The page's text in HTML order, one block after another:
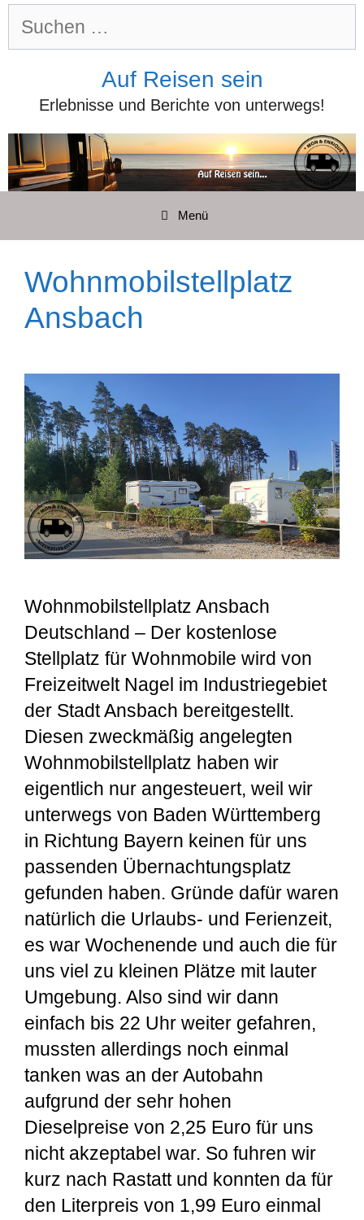
Zum
Inhalt
Suchen
Auf Reisen sein
Erlebnisse und Berichte von unterwegs!
Menü
Wohnmobilstellplatz
Ansbach
Wohnmobilstellplatz Ansbach
Deutschland – Der kostenlose
Stellplatz für Wohnmobile wird von
Freizeitwelt Nagel im Industriegebiet
der Stadt Ansbach bereitgestellt.
Diesen zweckmäßig angelegten
Wohnmobilstellplatz haben wir
eigentlich nur angesteuert, weil wir
unterwegs von Baden Württemberg
in Richtung Bayern keinen für uns
passenden Übernachtungsplatz
gefunden haben. Gründe dafür waren
natürlich die Urlaubs- und Ferienzeit,
es war Wochenende und auch die für
uns viel zu kleinen Plätze mit lauter
Umgebung. Also sind wir dann
einfach bis 22 Uhr weiter gefahren,
mussten allerdings noch einmal
tanken was an der Autobahn
aufgrund der sehr hohen
Dieselpreise von 2,25 Euro für uns
nicht akzeptabel war. So fuhren wir
kurz nach Rastatt und konnten da für
den Literpreis von 1,99 Euro einmal